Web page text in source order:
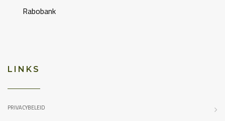
Rabobank
LINKS
PRIVACYBELEID